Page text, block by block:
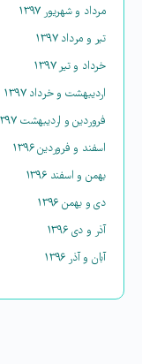
مرداد و شهریور ۱۳۹۷
تیر و مرداد ۱۳۹۷
خرداد و تیر ۱۳۹۷
اردیبهشت و خرداد ۱۳۹۷
فروردین و اردیبهشت ۱۳۹۷
اسفند و فروردین ۱۳۹۶
بهمن و اسفند ۱۳۹۶
دی و بهمن ۱۳۹۶
آذر و دی ۱۳۹۶
آبان و آذر ۱۳۹۶